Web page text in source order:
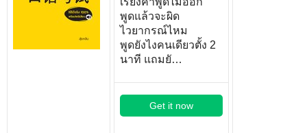
พูดแล้วจะผิด
ไวยากรณ์ไหม
พูดยังไงคนเดียวตั้ง 2
นาที แถมยั…
Get it now